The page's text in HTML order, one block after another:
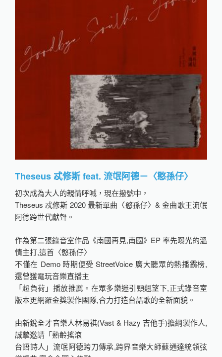
Theseus 忒修斯 feat. 流氓阿德－〈憨孫仔〉
初次成為大人的親情呼喊，現在撥號中，
Theseus 忒修斯 2020 最新單曲〈憨孫仔〉& 金曲歌王流氓
阿德跨世代獻聲。
作為第二張錄音室作品《南國再見,南國》EP 率先曝光的溫
情主打,這首〈憨孫仔〉
不僅在 Demo 時期便受 StreetVoice 廣大聽眾的熱播霸榜,
還曾獲電玩音樂直播主
「超負荷」播放推薦。在眾多樂迷引頸翹望下,正式錄音室
版本更網羅金獎製作團隊,合力打造台語歌的全新面貌。
由新銳全才音樂人林易祺(Vast & Hazy 吉他手)擔綱製作人,
誠摯邀請「熟齡搖滾
台語詩人」流氓阿德跨刀傳承,跨界音樂大師蘇通達統領弦